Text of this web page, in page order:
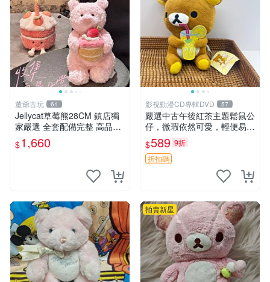
董爺古玩 61
Jellycat草莓熊28CM 鎮店獨
家嚴選 全套配備完整 高品質
收藏好物 紋章 玩具熊 定制熊
$1,660
影視動漫CD專輯DVD 57
嚴選中古午後紅茶主題鬆鼠公
仔，微瑕依然可愛，輕便易運
送 二手收藏推薦 工廠直營 快
遞到府 中古 玩偶 公仔
$589 9折
折扣碼
拍賣新星